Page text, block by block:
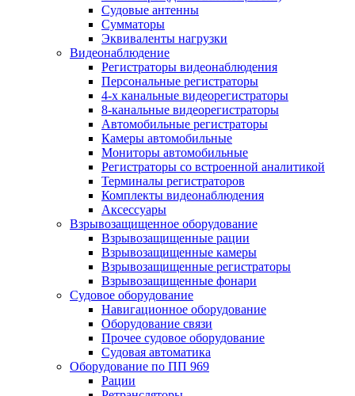
Судовые антенны
Сумматоры
Эквиваленты нагрузки
Видеонаблюдение
Регистраторы видеонаблюдения
Персональные регистраторы
4-х канальные видеорегистраторы
8-канальные видеорегистраторы
Автомобильные регистраторы
Камеры автомобильные
Мониторы автомобильные
Регистраторы со встроенной аналитикой
Терминалы регистраторов
Комплекты видеонаблюдения
Аксессуары
Взрывозащищенное оборудование
Взрывозащищенные рации
Взрывозащищенные камеры
Взрывозащищенные регистраторы
Взрывозащищенные фонари
Судовое оборудование
Навигационное оборудование
Оборудование связи
Прочее судовое оборудование
Судовая автоматика
Оборудование по ПП 969
Рации